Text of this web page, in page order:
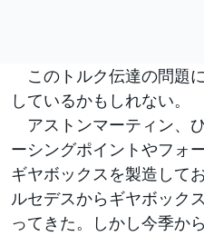
このトルク伝達の問題
しているかもしれない。
アストンマーティン、
ーシングポイントやフォ
ギヤボックスを製造して
ルセデスからギヤボック
ってきた。しかし今季か